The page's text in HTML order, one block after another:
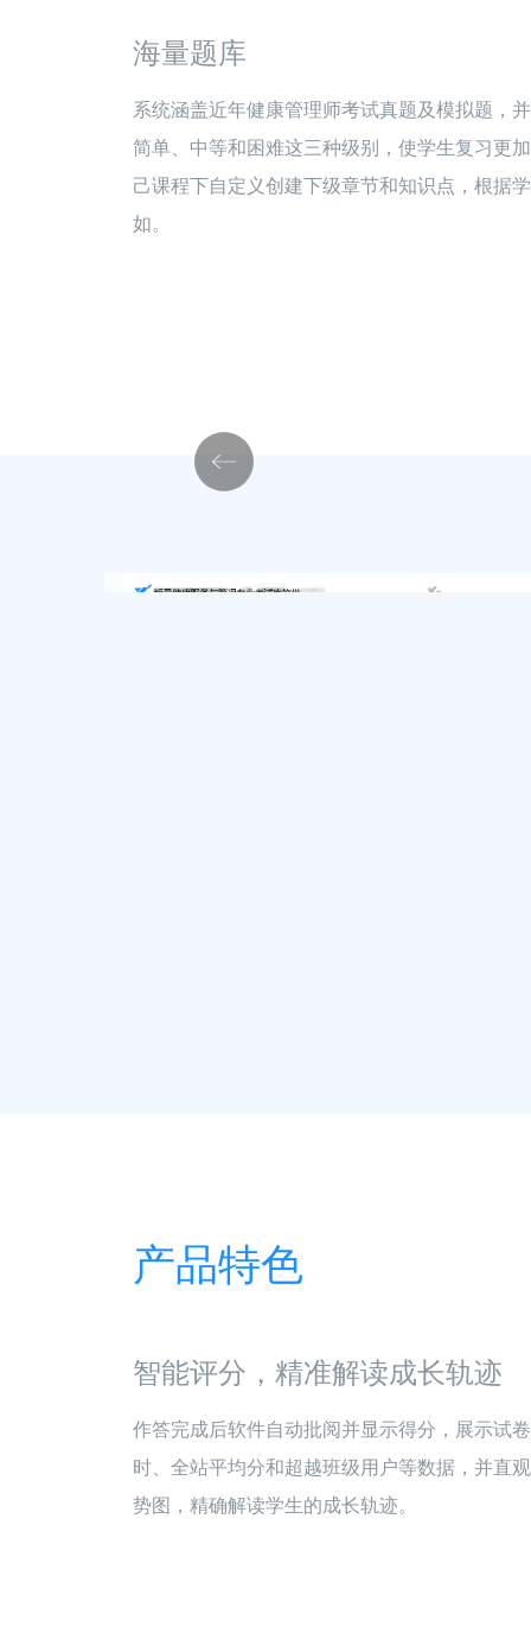
海量题库
系统涵盖近年健康管理师考试真题及模拟题，
简单、中等和困难这三种级别，使学生复习更
己课程下自定义创建下级章节和知识点，根据
如。
产品特色
智能评分，精准解读成长轨迹
作答完成后软件自动批阅并显示得分，展示试
时、全站平均分和超越班级用户等数据，并直
势图，精确解读学生的成长轨迹。